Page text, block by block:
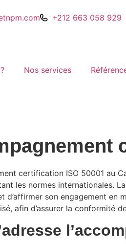
+212 663 058 929
Nos services
certification ISO 50001 au
les normes internationales.
d’affirmer son engagement en
afin d’assurer la conformité